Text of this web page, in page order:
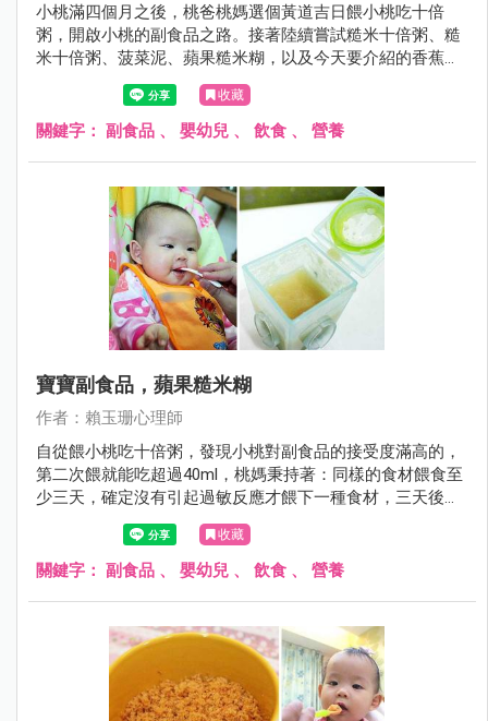
小桃滿四個月之後，桃爸桃媽選個黃道吉日餵小桃吃十倍
粥，開啟小桃的副食品之路。接著陸續嘗試糙米十倍粥、糙
米十倍粥、菠菜泥、蘋果糙米糊，以及今天要介紹的香蕉糙
收藏
關鍵字： 副食品 、 嬰幼兒 、 飲食 、 營養
寶寶副食品，蘋果糙米糊
作者：賴玉珊心理師
自從餵小桃吃十倍粥，發現小桃對副食品的接受度滿高的，
第二次餵就能吃超過40ml，桃媽秉持著：同樣的食材餵食至
少三天，確定沒有引起過敏反應才餵下一種食材，三天後餵
小桃吃糙米十倍粥，小桃也很開心地吃完，因此再過三天，
桃爸桃媽參考寶寶食譜全圖解這本書的食譜，製作蘋果糙米
糊。
收藏
關鍵字： 副食品 、 嬰幼兒 、 飲食 、 營養